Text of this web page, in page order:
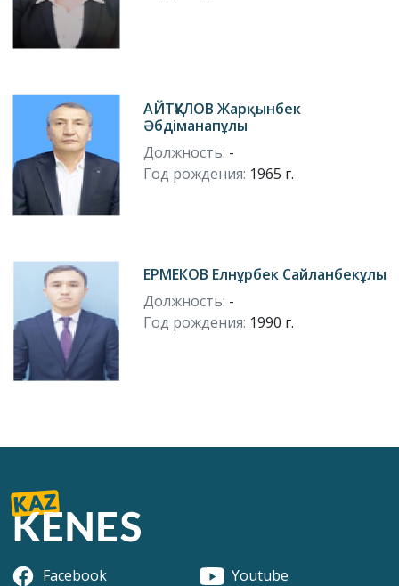
АЙТҚҰЛОВ Жарқынбек
Әбдіманапұлы
Должность: -
Год рождения: 1965 г.
ЕРМЕКОВ Елнұрбек Сайланбекұлы
Должность: -
Год рождения: 1990 г.
Facebook
Youtube